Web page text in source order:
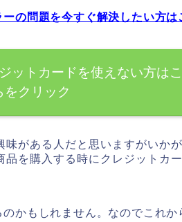
の問題を今すぐ解決したい方は
ットカードを使えない方はこ
をクリック
がある人だと思いますがいか
を購入する時にクレジットカ
かもしれません。なのでこれか